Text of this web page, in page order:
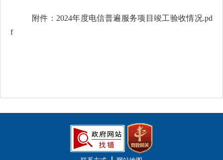
附件：2024年度电信普遍服务项目竣工验收情况.pd
f